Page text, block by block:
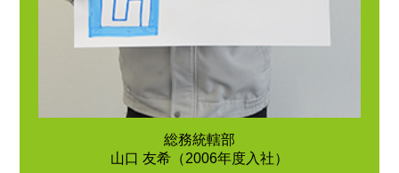
総務統轄部
山口 友希（2006年度入社）